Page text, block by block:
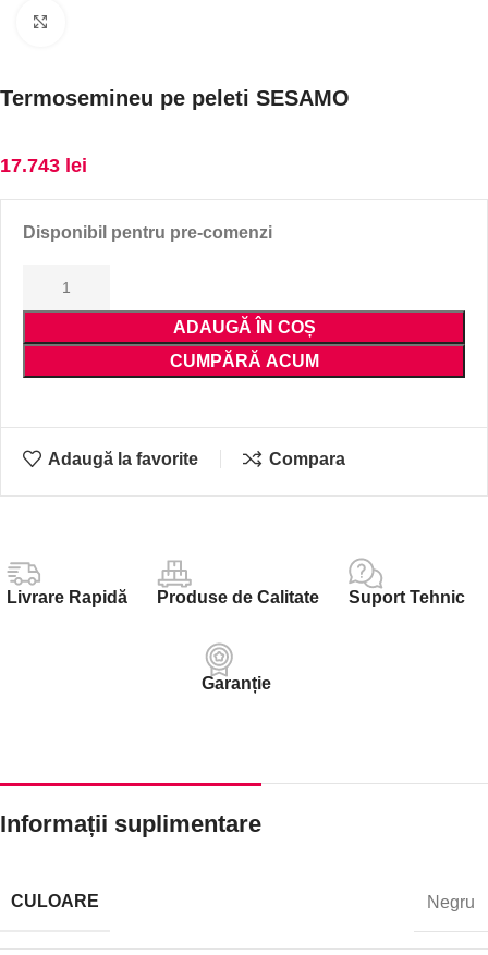
Termosemineu pe peleti SESAMO
17.743 lei
Disponibil pentru pre-comenzi
ADAUGĂ ÎN COȘ
CUMPĂRĂ ACUM
Adaugă la favorite Compara
Livrare Rapidă Produse de Calitate Suport Tehnic
Garanție
Informații suplimentare
CULOARE Negru